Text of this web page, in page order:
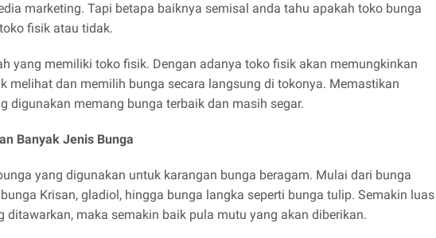
marketing. Tapi betapa baiknya semisal anda tahu apakah toko bunga
fisik atau tidak.
yang memiliki toko fisik. Dengan adanya toko fisik akan memungkinkan
melihat dan memilih bunga secara langsung di tokonya. Memastikan
digunakan memang bunga terbaik dan masih segar.
Banyak Jenis Bunga
yang digunakan untuk karangan bunga beragam. Mulai dari bunga
Krisan, gladiol, hingga bunga langka seperti bunga tulip. Semakin luas
ditawarkan, maka semakin baik pula mutu yang akan diberikan.